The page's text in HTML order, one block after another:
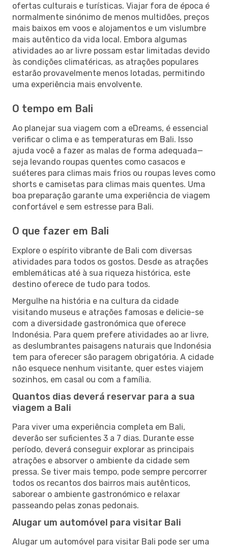
ofertas culturais e turísticas. Viajar fora de época é
normalmente sinónimo de menos multidões, preços
mais baixos em voos e alojamentos e um vislumbre
mais autêntico da vida local. Embora algumas
atividades ao ar livre possam estar limitadas devido
às condições climatéricas, as atrações populares
estarão provavelmente menos lotadas, permitindo
uma experiência mais envolvente.
O tempo em Bali
Ao planejar sua viagem com a eDreams, é essencial
verificar o clima e as temperaturas em Bali. Isso
ajuda você a fazer as malas de forma adequada—
seja levando roupas quentes como casacos e
suéteres para climas mais frios ou roupas leves como
shorts e camisetas para climas mais quentes. Uma
boa preparação garante uma experiência de viagem
confortável e sem estresse para Bali.
O que fazer em Bali
Explore o espírito vibrante de Bali com diversas
atividades para todos os gostos. Desde as atrações
emblemáticas até à sua riqueza histórica, este
destino oferece de tudo para todos.
Mergulhe na história e na cultura da cidade
visitando museus e atrações famosas e delicie-se
com a diversidade gastronómica que oferece
Indonésia. Para quem prefere atividades ao ar livre,
as deslumbrantes paisagens naturais que Indonésia
tem para oferecer são paragem obrigatória. A cidade
não esquece nenhum visitante, quer estes viajem
sozinhos, em casal ou com a família.
Quantos dias deverá reservar para a sua
viagem a Bali
Para viver uma experiência completa em Bali,
deverão ser suficientes 3 a 7 dias. Durante esse
período, deverá conseguir explorar as principais
atrações e absorver o ambiente da cidade sem
pressa. Se tiver mais tempo, pode sempre percorrer
todos os recantos dos bairros mais autênticos,
saborear o ambiente gastronómico e relaxar
passeando pelas zonas pedonais.
Alugar um automóvel para visitar Bali
Alugar um automóvel para visitar Bali pode ser uma